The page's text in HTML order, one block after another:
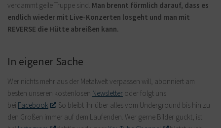
verdammt geile Truppe sind. Man brennt förmlich darauf, dass es
endlich wieder mit Live-Konzerten losgeht und man mit
REVERSE die Hütte abreißen kann.
In eigener Sache
Wer nichts mehr aus der Metalwelt verpassen will, abonniert am
besten unseren kostenlosen Newsletter oder folgt uns
bei Facebook
. So bleibt ihr über alles vom Underground bis hin zu
den Großen immer auf dem Laufenden. Wer gerne Bilder guckt, ist